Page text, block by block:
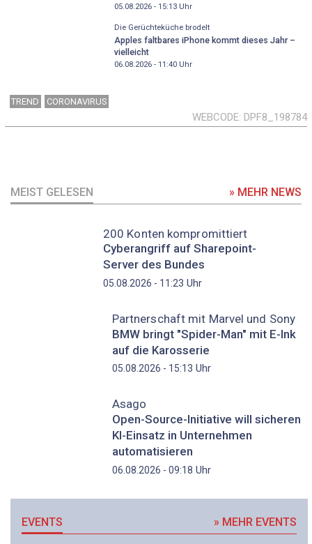
05.08.2026 - 15:13Uhr
Die Gerüchteküche brodelt
Apples faltbares iPhone kommt dieses Jahr –
vielleicht
06.08.2026 - 11:40Uhr
TREND CORONAVIRUS
WEBCODE DPF8_198784
MEIST GELESEN » MEHR NEWS
200 Konten kompromittiert
Cyberangriff auf Sharepoint-
Server des Bundes
05.08.2026 - 11:23 Uhr
Partnerschaft mit Marvel und Sony
BMW bringt "Spider-Man" mit E-Ink
auf die Karosserie
05.08.2026 - 15:13 Uhr
Asago
Open-Source-Initiative will sicheren
KI-Einsatz in Unternehmen
automatisieren
06.08.2026 - 09:18 Uhr
EVENTS » MEHR EVENTS